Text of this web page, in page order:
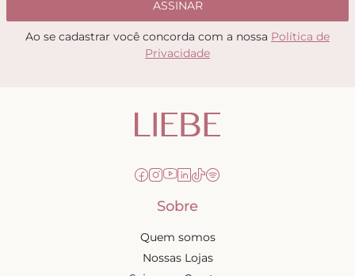
ASSINAR
Ao se cadastrar você concorda com a nossa Política de
Privacidade
Sobre
Quem somos
Nossas Lojas